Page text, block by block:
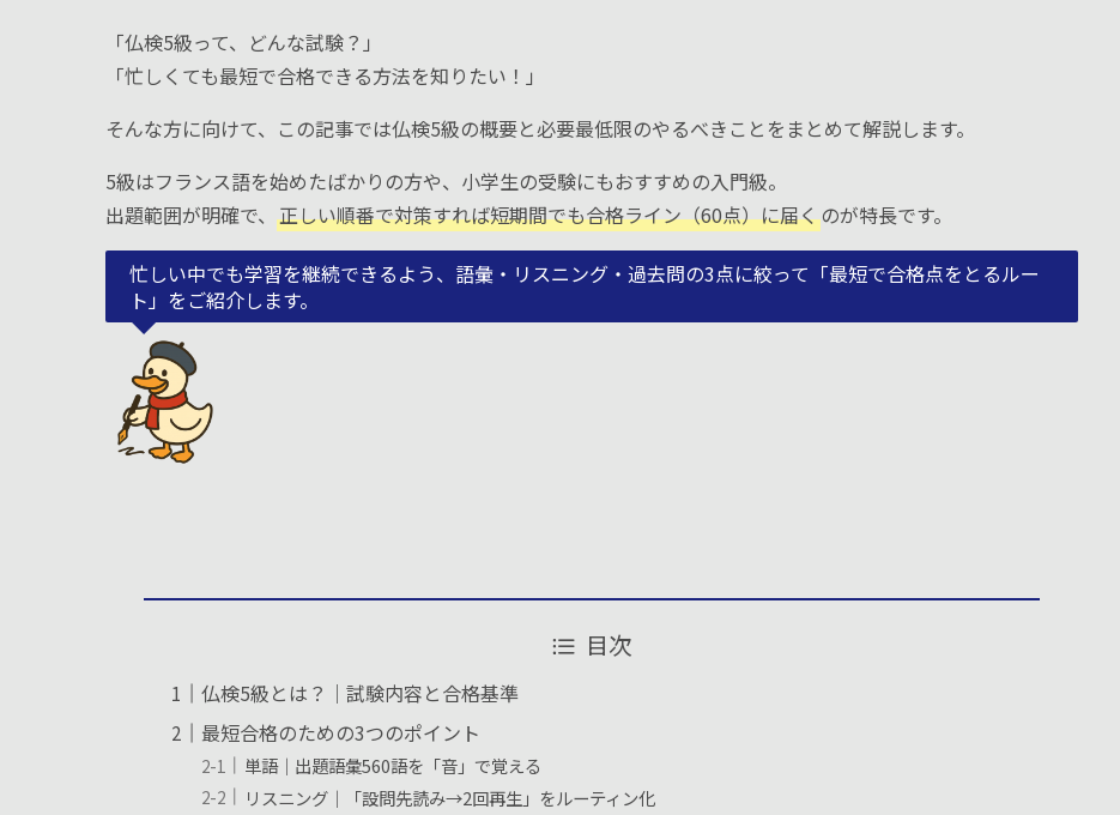
「仏検5級って、どんな試験？」
「忙しくても最短で合格できる方法を知りたい！」
そんな方に向けて、この記事では仏検5級の概要と必要最低限のやるべきことをまとめて解説します。
5級はフランス語を始めたばかりの方や、小学生の受験にもおすすめの入門級。
出題範囲が明確で、 正しい順番で対策すれば短期間でも合格ライン（60点）に届くのが特長です。
忙しい中でも学習を継続できるよう、語彙・リスニング・過去問の3点に絞って「最短で合格点をとるルー
ト」をご紹介します。
目次
仏検5級とは？｜試験内容と合格基準
最短合格のための3つのポイント
単語｜出題語彙560語を「音」で覚える
リスニング｜「設問先読み→2回再生」をルーティン化